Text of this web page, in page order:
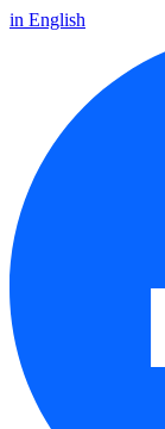
in English